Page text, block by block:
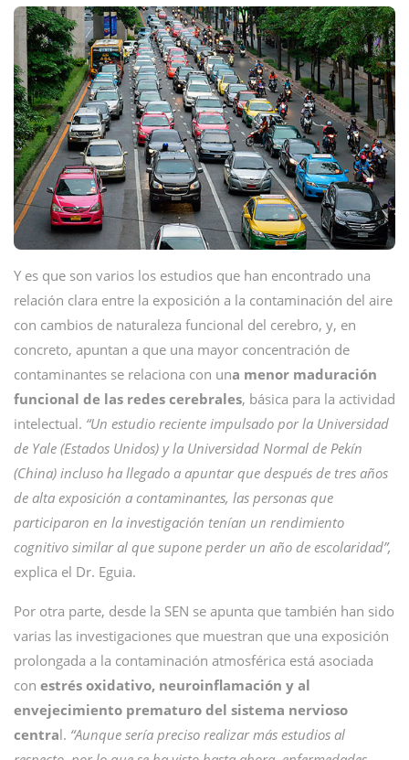
Y es que son varios los estudios que han encontrado una
relación clara entre la exposición a la contaminación del aire
con cambios de naturaleza funcional del cerebro, y, en
concreto, apuntan a que una mayor concentración de
contaminantes se relaciona con una menor maduración
funcional de las redes cerebrales, básica para la actividad
intelectual. “Un estudio reciente impulsado por la Universidad
de Yale (Estados Unidos) y la Universidad Normal de Pekín
(China) incluso ha llegado a apuntar que después de tres años
de alta exposición a contaminantes, las personas que
participaron en la investigación tenían un rendimiento
cognitivo similar al que supone perder un año de escolaridad”,
explica el Dr. Eguia.
Por otra parte, desde la SEN se apunta que también han sido
varias las investigaciones que muestran que una exposición
prolongada a la contaminación atmosférica está asociada
con estrés oxidativo, neuroinflamación y al
envejecimiento prematuro del sistema nervioso
central. “Aunque sería preciso realizar más estudios al